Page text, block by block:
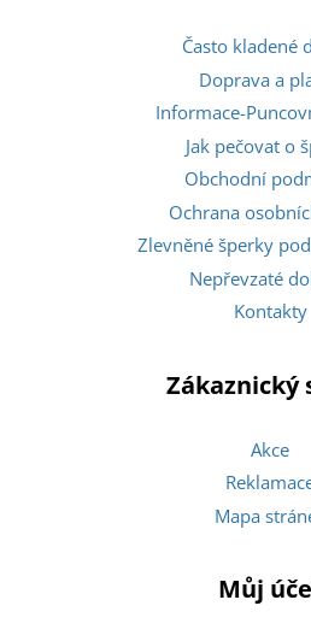
Často kladené
Doprava a
Informace-
Jak pečovat o
Obchodní
Ochrana
Zlevněné šperky pod
Nepřevzaté
Kontakty
Zákaznický
Akce
Mapa
Můj